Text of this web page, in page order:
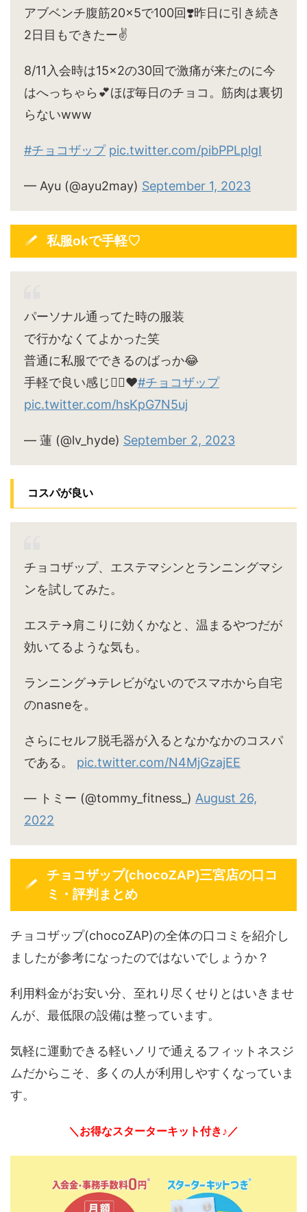
アブベンチ腹筋20×5で100回❣️昨日に引き続き
2日目もできたー✌️
8/11入会時は15×2の30回で激痛が来たのに今
はへっちゃら💕ほぼ毎日のチョコ。筋肉は裏切
らないwww
#チョコザップ pic.twitter.com/pibPPLplgI
— Ayu (@ayu2may) September 1, 2023
私服okで手軽♡
パーソナル通ってた時の服装
で行かなくてよかった笑
普通に私服でできるのばっか😂
手軽で良い感じ🙆‍♀️♥#チョコザップ
pic.twitter.com/hsKpG7N5uj
— 蓮 (@lv_hyde) September 2, 2023
コスパが良い
チョコザップ、エステマシンとランニングマシ
ンを試してみた。
エステ→肩こりに効くかなと、温まるやつだが
効いてるような気も。
ランニング→テレビがないのでスマホから自宅
のnasneを。
さらにセルフ脱毛器が入るとなかなかのコスパ
である。 pic.twitter.com/N4MjGzajEE
— トミー (@tommy_fitness_) August 26,
2022
チョコザップ(chocoZAP)三宮店の口コ
ミ・評判まとめ
チョコザップ(chocoZAP)の全体の口コミを紹介し
ましたが参考になったのではないでしょうか？
利用料金がお安い分、至れり尽くせりとはいきませ
んが、最低限の設備は整っています。
気軽に運動できる軽いノリで通えるフィットネスジ
ムだからこそ、多くの人が利用しやすくなっていま
す。
＼お得なスターターキット付き♪／